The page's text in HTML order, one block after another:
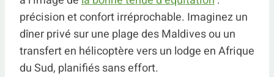
précision et confort irréprochable. Imaginez un
dîner privé sur une plage des Maldives ou un
transfert en hélicoptère vers un lodge en Afrique
du Sud, planifiés sans effort.